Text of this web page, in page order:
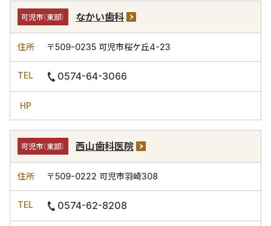
可児市（東部） なかい歯科
〒509-0235 可児市桜ケ丘4-23
0574-64-3066
可児市（東部） 西山歯科医院
〒509-0222 可児市羽崎308
0574-62-8208